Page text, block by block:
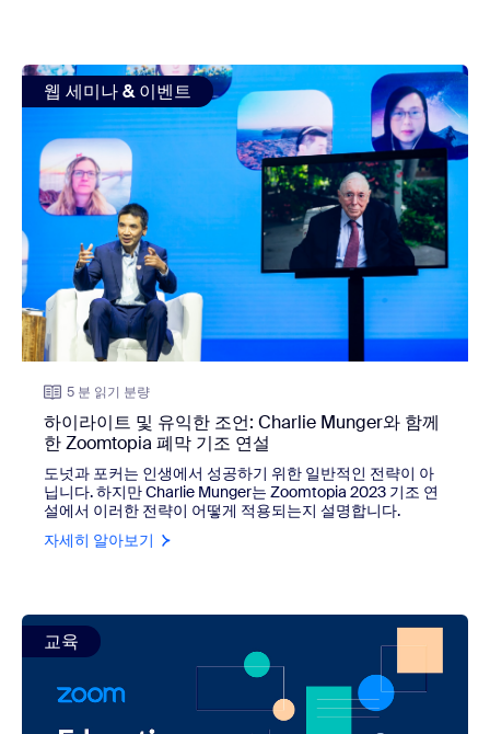
view: 하이라이트 및 유익한 조언: Charlie Munger와 함께한
웹 세미나 & 이벤트
5 분 읽기 분량
하이라이트 및 유익한 조언: Charlie Munger와 함께
한 Zoomtopia 폐막 기조 연설
도넛과 포커는 인생에서 성공하기 위한 일반적인 전략이 아
닙니다. 하지만 Charlie Munger는 Zoomtopia 2023 기조 연
설에서 이러한 전략이 어떻게 적용되는지 설명합니다.
자세히 알아보기
view: 성황리에 끝난 Zoom 서밋! Zoom의 첫 번째 연례
교육